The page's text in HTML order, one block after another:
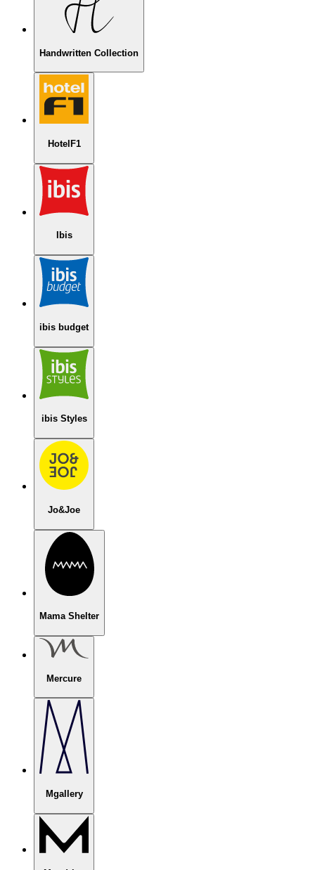
Handwritten Collection
HotelF1
Ibis
ibis budget
ibis Styles
Jo&Joe
Mama Shelter
Mercure
Mgallery